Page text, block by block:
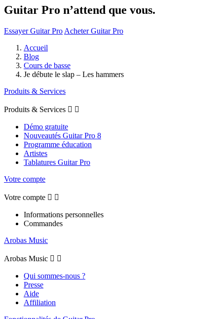
Guitar Pro n’attend que vous.
Essayer Guitar Pro Acheter Guitar Pro
Accueil
Blog
Cours de basse
Je débute le slap – Les hammers
Produits & Services
Produits & Services  
Démo gratuite
Nouveautés Guitar Pro 8
Programme éducation
Artistes
Tablatures Guitar Pro
Votre compte
Votre compte  
Informations personnelles
Commandes
Arobas Music
Arobas Music  
Qui sommes-nous ?
Presse
Aide
Affiliation